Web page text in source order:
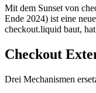
Mit dem Sunset von
Ende 2024) ist eine
checkout.liquid baut,
Checkout
Drei Mechanismen